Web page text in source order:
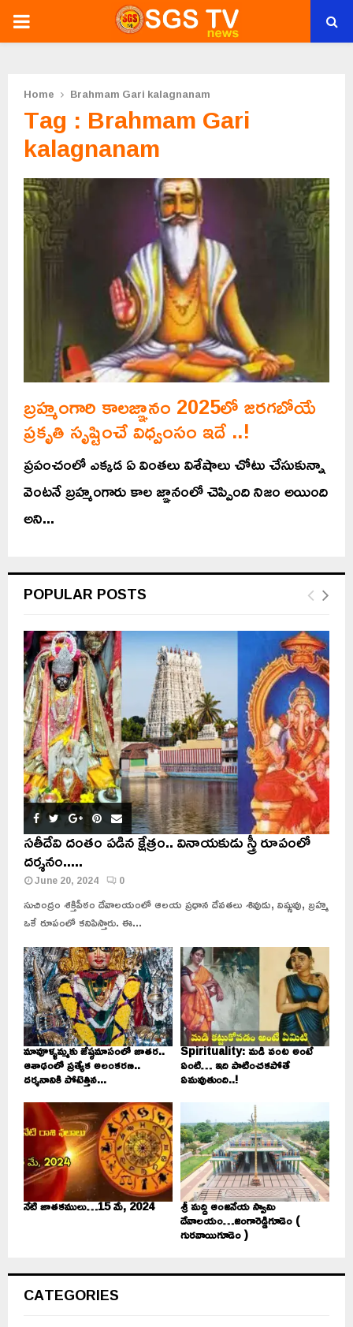
PRIMARY
Home Brahmam Gari kalagnanam
Tag : Brahmam Gari
kalagnanam
బ్రహ్మంగారి కాలజ్ఞానం 2025లో జరగబోయే
ప్రకృతి సృష్టించే విధ్వంసం ఇదే ..!
ప్రపంచంలో ఎక్కడ ఏ వింతలు విశేషాలు చోటు చేసుకున్నా
వెంటనే బ్రహ్మంగారు కాల జ్ఞానంలో చెప్పింది నిజం అయింది
అని...
POPULAR POSTS
సతీదేవి దంతం పడిన క్షేత్రం.. వినాయకుడు స్త్రీ రూపంలో
దర్శనం.....
June 20, 2024 0
సుచింద్రం శక్తిపీఠం దేవాలయంలో ఆలయ ప్రధాన దేవతలు శివుడు, విష్ణువు, బ్రహ్మ
ఒకే రూపంలో కనిపిస్తారు. ఈ...
మావూళ్ళమ్మకు జేష్ఠమాసంలో జాతర..
ఆశాఢంలో ప్రత్యేక అలంకరణ..
దర్శనానికి పోటెత్తిన...
Spirituality: మడి వంట అంటే
ఏంటి… ఇది పాటించకపోతే
ఏమవుతుంది..!
నేటి జాతకములు…15 మే, 2024 శ్రీ మద్ది ఆంజనేయ స్వామి
దేవాలయం…జంగారెడ్డిగూడెం (
గురవాయిగూడెం )
CATEGORIES